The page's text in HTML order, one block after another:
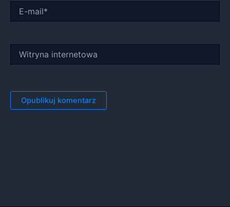
mail*
internetowa